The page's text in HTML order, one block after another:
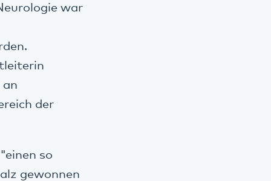
war
an
der
so
gewonnen